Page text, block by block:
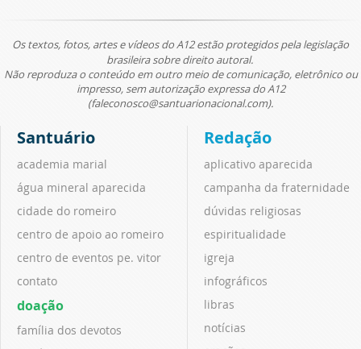
Os textos, fotos, artes e vídeos do A12 estão protegidos pela legislação
brasileira sobre direito autoral.
Não reproduza o conteúdo em outro meio de comunicação, eletrônico ou
impresso, sem autorização expressa do A12
(faleconosco@santuarionacional.com).
Santuário
academia marial
água mineral aparecida
cidade do romeiro
centro de apoio ao romeiro
centro de eventos pe. vitor
contato
doação
família dos devotos
Redação
aplicativo aparecida
campanha da fraternidade
dúvidas religiosas
espiritualidade
igreja
infográficos
libras
notícias